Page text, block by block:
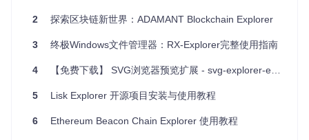
: 实际启动浏览器服务并不直接由一个文件触发，
而是在正确配置之后通过命令行调用相应的Python服务或利
用配置好的Web服务器环境（如Gunicorn + Nginx等常见组
2 探索区块链新世界：ADAMANT Blockchain Explorer
3 终极Windows文件管理器：RX-Explorer完整使用指南
4 【免费下载】 SVG浏览器预览扩展 - svg-explorer-extension
5 Lisk Explorer 开源项目安装与使用教程
6 Ethereum Beacon Chain Explorer 使用教程